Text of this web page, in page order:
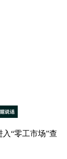
“零工市场”查